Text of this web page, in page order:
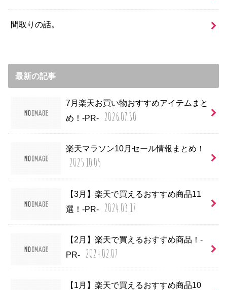
間取りの話。
最新の記事
7月楽天お買い物おすすめアイテムまと
め！-PR-
2026.07.30
楽天マラソン10月セール情報まとめ！
2025.10.05
【3月】楽天で買えるおすすめ商品11
選！-PR-
2024.03.17
【2月】楽天で買えるおすすめ商品！-
PR-
2024.02.07
【1月】楽天で買えるおすすめ商品10